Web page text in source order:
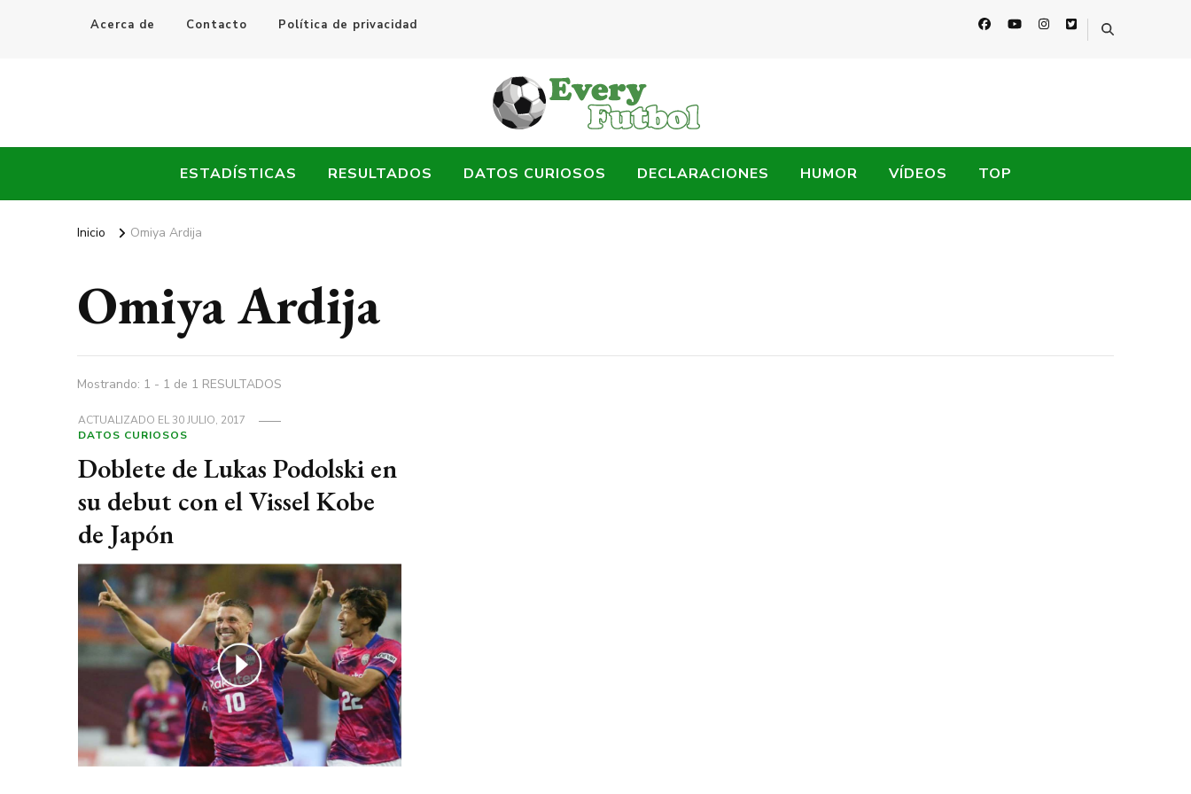
Acerca de Contacto Política de privacidad
Every Fútbol
ESTADÍSTICAS RESULTADOS DATOS CURIOSOS DECLARACIONES HUMOR VÍDEOS TOP
Inicio Omiya Ardija
Omiya Ardija
Mostrando: 1 - 1 de 1 RESULTADOS
ACTUALIZADO EL30 JULIO, 2017
DATOS CURIOSOS
Doblete de Lukas Podolski en
su debut con el Vissel Kobe
de Japón